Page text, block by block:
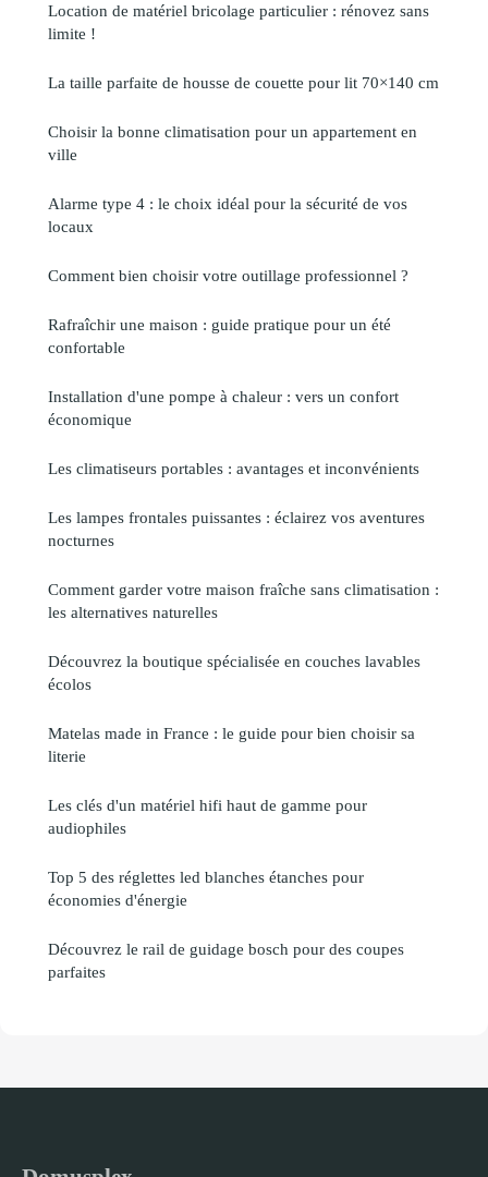
Location de matériel bricolage particulier : rénovez sans
limite !
La taille parfaite de housse de couette pour lit 70×140 cm
Choisir la bonne climatisation pour un appartement en
ville
Alarme type 4 : le choix idéal pour la sécurité de vos
locaux
Comment bien choisir votre outillage professionnel ?
Rafraîchir une maison : guide pratique pour un été
confortable
Installation d'une pompe à chaleur : vers un confort
économique
Les climatiseurs portables : avantages et inconvénients
Les lampes frontales puissantes : éclairez vos aventures
nocturnes
Comment garder votre maison fraîche sans climatisation :
les alternatives naturelles
Découvrez la boutique spécialisée en couches lavables
écolos
Matelas made in France : le guide pour bien choisir sa
literie
Les clés d'un matériel hifi haut de gamme pour
audiophiles
Top 5 des réglettes led blanches étanches pour
économies d'énergie
Découvrez le rail de guidage bosch pour des coupes
parfaites